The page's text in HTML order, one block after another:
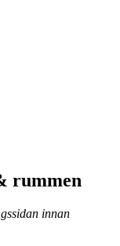
rummen
innan